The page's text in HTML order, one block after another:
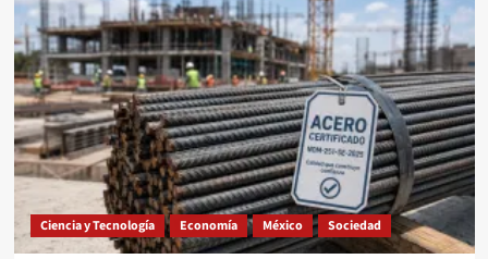
Ciencia y Tecnología Economía México Sociedad